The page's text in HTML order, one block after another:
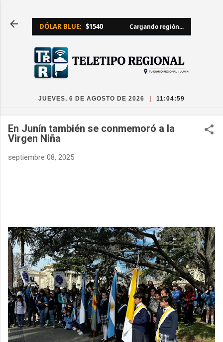
DÓLAR BLUE: $1540 Cargando región...
JUEVES, 6 DE AGOSTO DE 2026 11:05:00
En Junín también se conmemoró a la
Virgen Niña
septiembre 08, 2025